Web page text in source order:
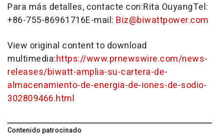
Para más detalles, contacte con:Rita OuyangTel:
+86-755-86961716E-mail: Biz@biwattpower.com
View original content to download
multimedia:https://www.prnewswire.com/news-
releases/biwatt-amplia-su-cartera-de-
almacenamiento-de-energia-de-iones-de-sodio-
302809466.html
Contenido patrocinado